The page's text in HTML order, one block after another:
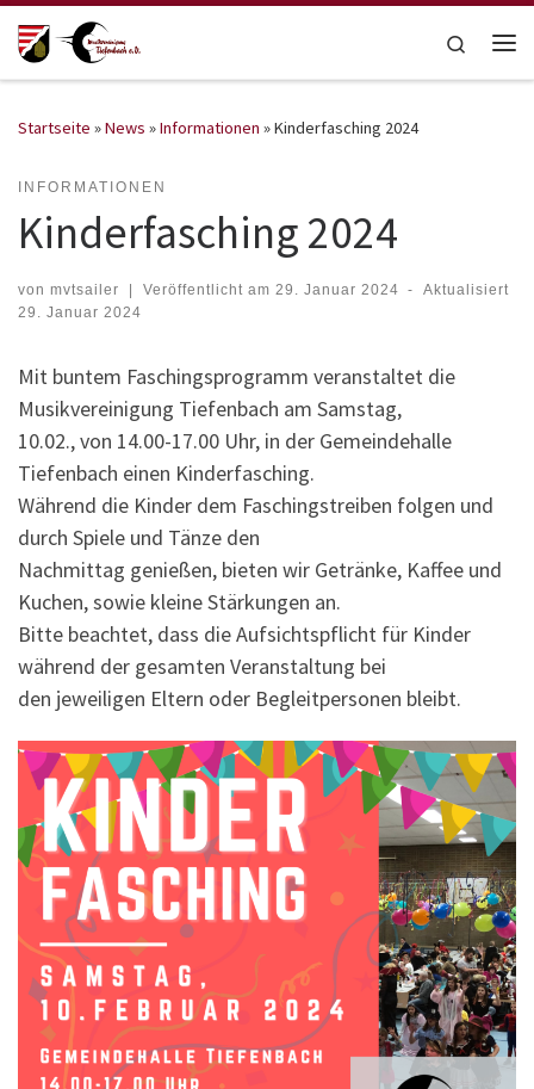
Zum Inhalt springen
Search
Startseite »News »Informationen »Kinderfasching 2024
INFORMATIONEN
Kinderfasching 2024
von mvtsailer | Veröffentlicht am 29. Januar 2024 -
Aktualisiert
29. Januar 2024
Mit buntem Faschingsprogramm veranstaltet die
Musikvereinigung Tiefenbach am Samstag,
10.02., von 14.00-17.00 Uhr, in der Gemeindehalle
Tiefenbach einen Kinderfasching.
Während die Kinder dem Faschingstreiben folgen und
durch Spiele und Tänze den
Nachmittag genießen, bieten wir Getränke, Kaffee und
Kuchen, sowie kleine Stärkungen an.
Bitte beachtet, dass die Aufsichtspflicht für Kinder
während der gesamten Veranstaltung bei
den jeweiligen Eltern oder Begleitpersonen bleibt.